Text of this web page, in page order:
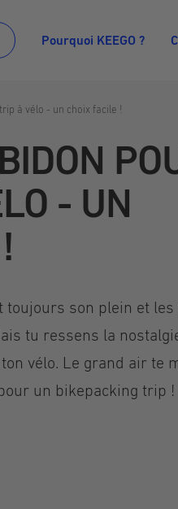
Pourquoi KEEGO ?
à vélo - un choix facile !
- UN
toujours son plein et les
tu ressens la
vélo. Le grand air te
un bikepacking trip !